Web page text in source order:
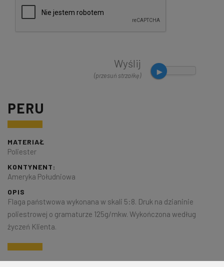
Wyślij
(przesuń strzałkę)
PERU
MATERIAŁ
Poliester
KONTYNENT:
Ameryka Południowa
OPIS
Flaga państwowa wykonana w skali 5:8. Druk na dzianinie
poliestrowej o gramaturze 125g/mkw. Wykończona według
życzeń Klienta.